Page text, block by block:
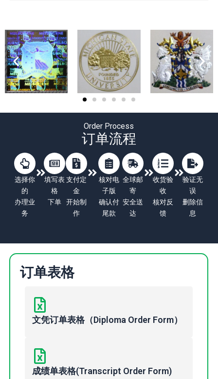
Order Process
订单流程
选择你
的
办理业
务
填写表
格
下单
支付定
金
开始制
作
核对电
子版
确认付
尾款
全球邮
寄
安全送
达
收货验
收
核对反
馈
验证无
误
删除信
息
订单表格
文凭订单表格（Diploma Order Form）
成绩单表格(Transcript Order Form)